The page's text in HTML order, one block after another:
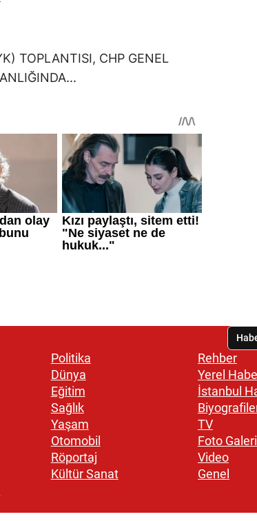
Politika
Dünya
Eğitim
Sağlık
Yaşam
Otomobil
Röportaj
Kültür Sanat
Rehber
Yerel
İstanbul
TV
Foto Galeri
Video
Genel